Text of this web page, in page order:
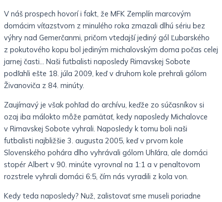
V náš prospech hovorí i fakt, že MFK Zemplín marcovým
domácim víťazstvom z minulého roka zmazali dlhú sériu bez
výhry nad Gemerčanmi, pričom vtedajší jediný gól Ľubarského
z pokutového kopu bol jediným michalovským doma počas celej
jarnej časti… Naši futbalisti naposledy Rimavskej Sobote
podľahli ešte 18. júla 2009, keď v druhom kole prehrali gólom
Živanoviča z 84. minúty.
Zaujímavý je však pohľad do archívu, keďže zo súčasníkov si
ozaj iba málokto môže pamätať, kedy naposledy Michalovce
v Rimavskej Sobote vyhrali. Naposledy k tomu boli naši
futbalisti najbližšie 3. augusta 2005, keď v prvom kole
Slovenského pohára dlho vyhrávali gólom Uhľára, ale domáci
stopér Albert v 90. minúte vyrovnal na 1:1 a v penaltovom
rozstrele vyhrali domáci 6:5, čím nás vyradili z kola von.
Kedy teda naposledy? Nuž, zalistovať sme museli poriadne